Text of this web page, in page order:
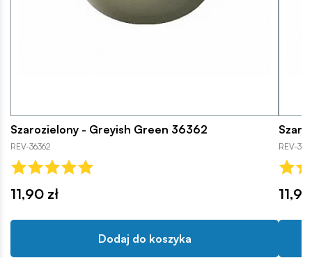
Szarozielony - Greyish Green 36362
REV-36362
11,90 zł
Dodaj do koszyka
REV-